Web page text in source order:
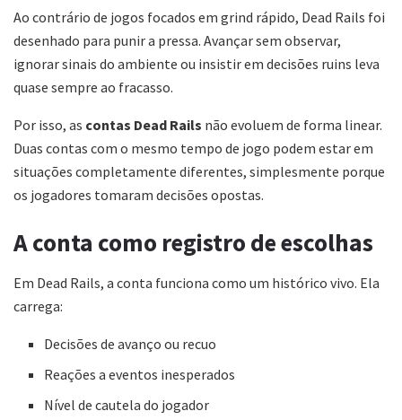
Ao contrário de jogos focados em grind rápido, Dead Rails foi
desenhado para punir a pressa. Avançar sem observar,
ignorar sinais do ambiente ou insistir em decisões ruins leva
quase sempre ao fracasso.
Por isso, as contas Dead Rails não evoluem de forma linear.
Duas contas com o mesmo tempo de jogo podem estar em
situações completamente diferentes, simplesmente porque
os jogadores tomaram decisões opostas.
A conta como registro de escolhas
Em Dead Rails, a conta funciona como um histórico vivo. Ela
carrega:
Decisões de avanço ou recuo
Reações a eventos inesperados
Nível de cautela do jogador